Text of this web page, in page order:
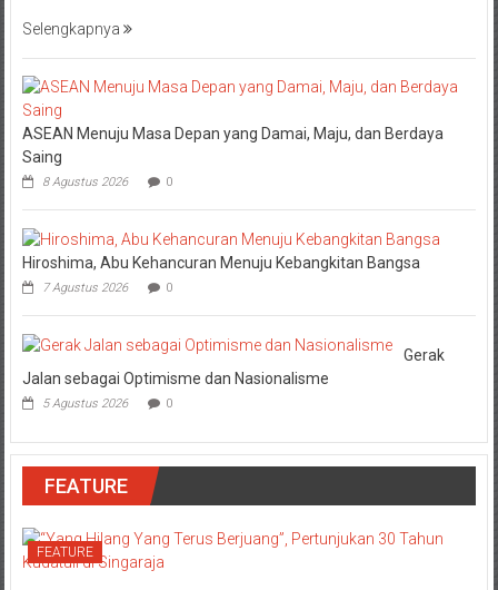
Selengkapnya
ASEAN Menuju Masa Depan yang Damai, Maju, dan Berdaya
Saing
8 Agustus 2026 0
Hiroshima, Abu Kehancuran Menuju Kebangkitan Bangsa
7 Agustus 2026 0
Gerak
Jalan sebagai Optimisme dan Nasionalisme
5 Agustus 2026 0
FEATURE
FEATURE